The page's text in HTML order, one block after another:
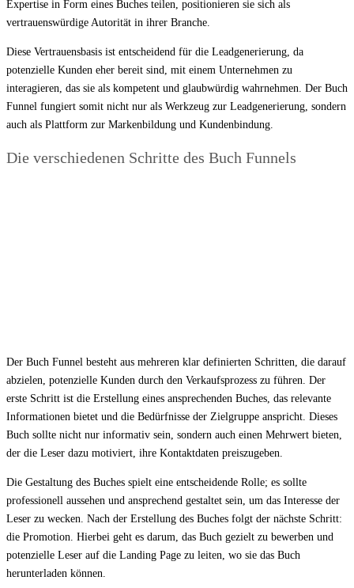
Expertise in Form eines Buches teilen, positionieren sie sich als
vertrauenswürdige Autorität in ihrer Branche.
Diese Vertrauensbasis ist entscheidend für die Leadgenerierung, da
potenzielle Kunden eher bereit sind, mit einem Unternehmen zu
interagieren, das sie als kompetent und glaubwürdig wahrnehmen. Der Buch
Funnel fungiert somit nicht nur als Werkzeug zur Leadgenerierung, sondern
auch als Plattform zur Markenbildung und Kundenbindung.
Die verschiedenen Schritte des Buch Funnels
Der Buch Funnel besteht aus mehreren klar definierten Schritten, die darauf
abzielen, potenzielle Kunden durch den Verkaufsprozess zu führen. Der
erste Schritt ist die Erstellung eines ansprechenden Buches, das relevante
Informationen bietet und die Bedürfnisse der Zielgruppe anspricht. Dieses
Buch sollte nicht nur informativ sein, sondern auch einen Mehrwert bieten,
der die Leser dazu motiviert, ihre Kontaktdaten preiszugeben.
Die Gestaltung des Buches spielt eine entscheidende Rolle; es sollte
professionell aussehen und ansprechend gestaltet sein, um das Interesse der
Leser zu wecken. Nach der Erstellung des Buches folgt der nächste Schritt:
die Promotion. Hierbei geht es darum, das Buch gezielt zu bewerben und
potenzielle Leser auf die Landing Page zu leiten, wo sie das Buch
herunterladen können.